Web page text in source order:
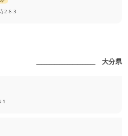
2-8-3
_______________________ 大分県
1